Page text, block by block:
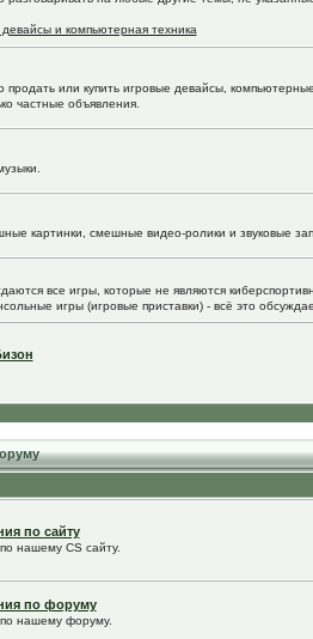
и компьютерная техника
или купить игровые девайсы,
частные объявления.
картинки, смешные видео-ролики и звуковые
все игры, которые не являются
игры (игровые приставки) - всё это
по сайту
нашему CS сайту.
по форуму
нашему форуму.